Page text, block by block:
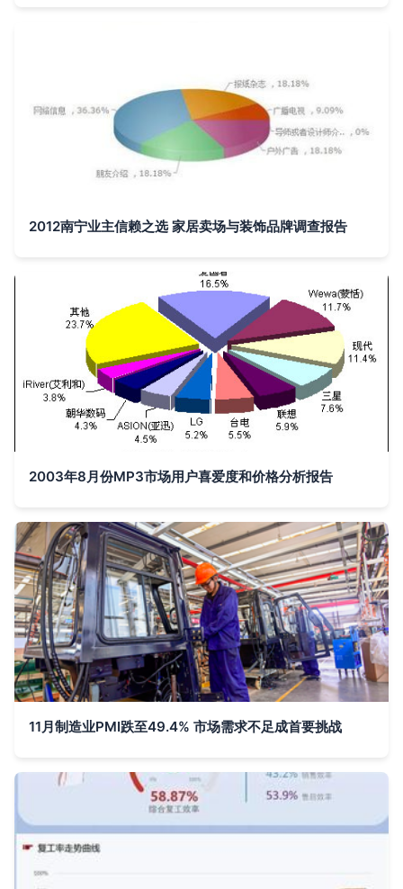
2012南宁业主信赖之选 家居卖场与装饰品牌调查报告
2003年8月份MP3市场用户喜爱度和价格分析报告
11月制造业PMI跌至49.4% 市场需求不足成首要挑战